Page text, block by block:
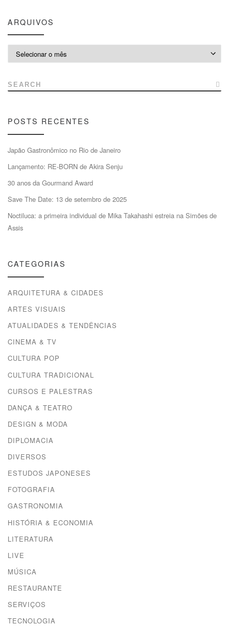
ARQUIVOS
SEARCH
POSTS RECENTES
Japão Gastronômico no Rio de Janeiro
Lançamento: RE-BORN de Akira Senju
30 anos da Gourmand Award
Save The Date: 13 de setembro de 2025
Noctiluca: a primeira individual de Mika Takahashi estreia na Simões de
Assis
CATEGORIAS
ARQUITETURA & CIDADES
ARTES VISUAIS
ATUALIDADES & TENDÊNCIAS
CINEMA & TV
CULTURA POP
CULTURA TRADICIONAL
CURSOS E PALESTRAS
DANÇA & TEATRO
DESIGN & MODA
DIPLOMACIA
DIVERSOS
ESTUDOS JAPONESES
FOTOGRAFIA
GASTRONOMIA
HISTÓRIA & ECONOMIA
LITERATURA
LIVE
MÚSICA
RESTAURANTE
SERVIÇOS
TECNOLOGIA